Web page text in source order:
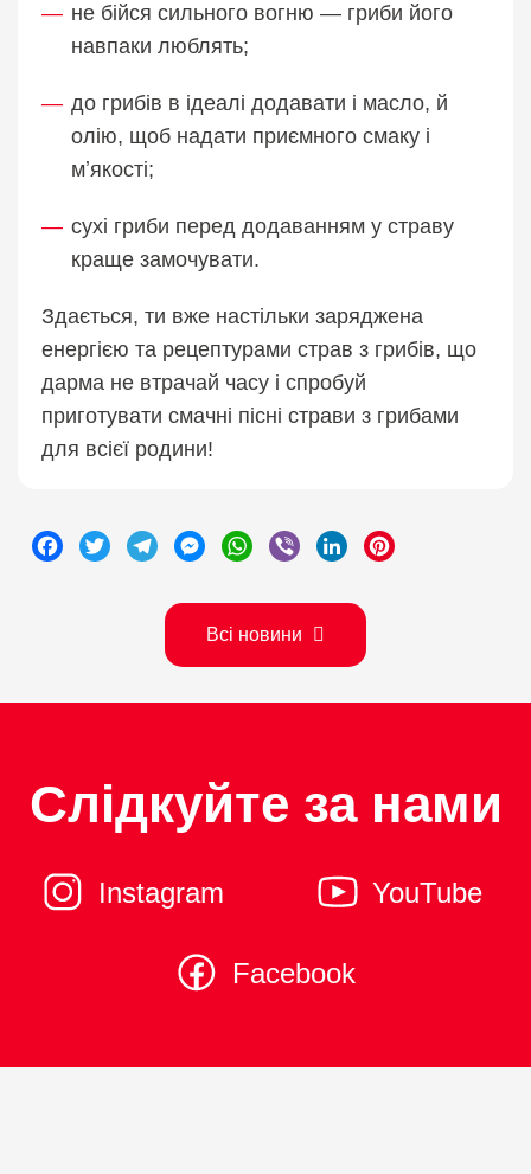
не бійся сильного вогню — гриби його
навпаки люблять;
до грибів в ідеалі додавати і масло, й
олію, щоб надати приємного смаку і
мʼякості;
сухі гриби перед додаванням у страву
краще замочувати.
Здається, ти вже настільки заряджена
енергією та рецептурами страв з грибів, що
дарма не втрачай часу і спробуй
приготувати смачні пісні страви з грибами
для всієї родини!
Facebook
Twitter TelegramMessengerWhatsApp
Viber LinkedIn
Всі новини
Слідкуйте за нами
Instagram YouTube
Facebook